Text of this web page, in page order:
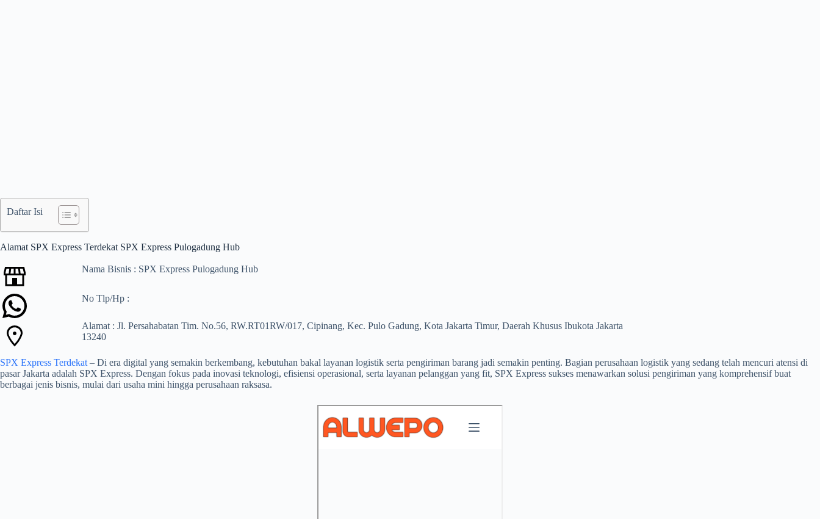
Daftar Isi
Alamat SPX Express Terdekat SPX Express Pulogadung Hub
Nama Bisnis : SPX Express Pulogadung Hub
No Tlp/Hp :
Alamat : Jl. Persahabatan Tim. No.56, RW.RT01RW/017, Cipinang, Kec. Pulo Gadung, Kota Jakarta Timur, Daerah Khusus Ibukota Jakarta
13240
SPX Express Terdekat – Di era digital yang semakin berkembang, kebutuhan bakal layanan logistik serta pengiriman barang jadi semakin penting. Bagian perusahaan logistik yang sedang telah mencuri atensi di
pasar Jakarta adalah SPX Express. Dengan fokus pada inovasi teknologi, efisiensi operasional, serta layanan pelanggan yang fit, SPX Express sukses menawarkan solusi pengiriman yang komprehensif buat
berbagai jenis bisnis, mulai dari usaha mini hingga perusahaan raksasa.